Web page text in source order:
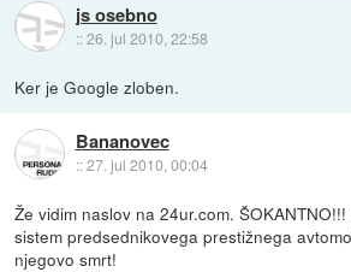
js osebno
::26. jul 2010, 22:58
Ker je Google zloben.
Bananovec
::27. jul 2010, 00:04
Že vidim naslov na 24ur.com.
sistem predsednikovega prestižnega
njegovo smrt!